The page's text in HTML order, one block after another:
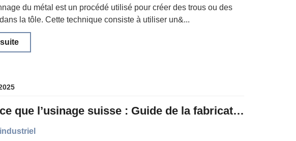
du métal est un procédé utilisé pour créer des trous ou des
la tôle. Cette technique consiste à utiliser un&...
Qu’est-ce que l’usinage suisse : Guide de la fabrication haute précision